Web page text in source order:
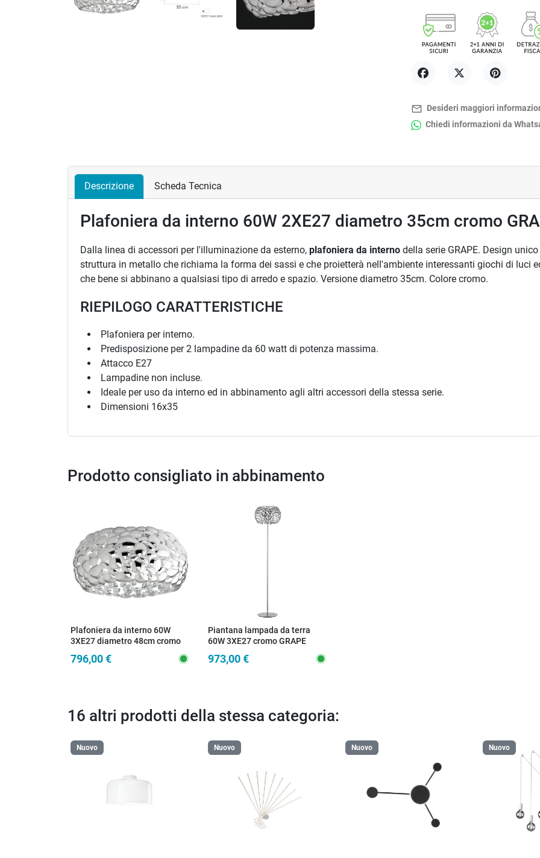
mail_outline Desideri maggiori
Chiedi informazioni da
Descrizione Scheda Tecnica
Plafoniera da interno 60W 2XE27 diametro 35cm cromo
Dalla linea di accessori per l'illuminazione da esterno, plafoniera da interno della serie GRAPE. Design
struttura in metallo che richiama la forma dei sassi e che proietterà nell'ambiente interessanti giochi di luci
che bene si abbinano a qualsiasi tipo di arredo e spazio. Versione diametro 35cm. Colore cromo.
RIEPILOGO CARATTERISTICHE
Plafoniera per interno.
Predisposizione per 2 lampadine da 60 watt di potenza massima.
Attacco E27
Lampadine non incluse.
Ideale per uso da interno ed in abbinamento agli altri accessori della stessa serie.
Dimensioni 16x35
Prodotto consigliato in abbinamento
Plafoniera da interno 60W
3XE27 diametro 48cm cromo
796,00 €
Piantana lampada da terra
60W 3XE27 cromo GRAPE
973,00 €
16 altri prodotti della stessa categoria:
Nuovo Nuovo Nuovo Nuovo